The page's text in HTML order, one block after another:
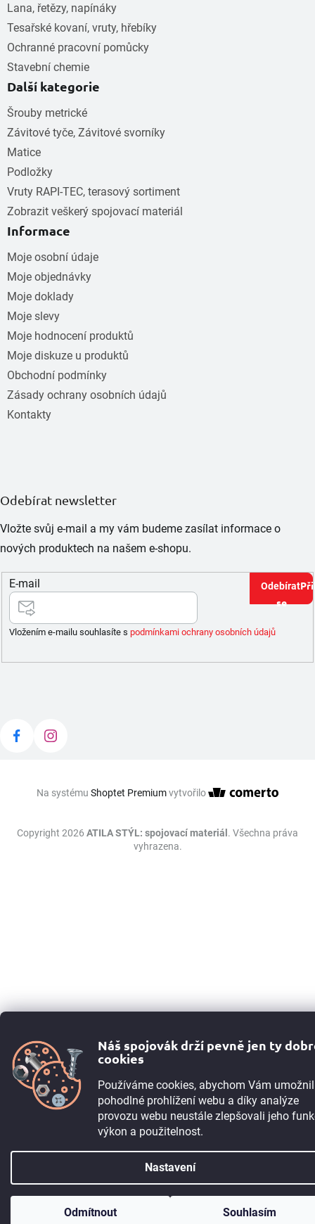
Náš spojovák drží pevně jen ty
cookies
Používáme cookies, abychom Vám
pohodlné prohlížení webu a díky analýze
provozu webu neustále zlepšovali jeho
výkon a použitelnost.
Nastavení
Odmítnout Souhlasím
Registrujte sea získejte 5% slevu okamžitě. Pokud máte IČO, můžete
Lana, řetězy, napínáky
Tesařské kovaní, vruty, hřebíky
Ochranné pracovní pomůcky
Stavební chemie
Další kategorie
Šrouby metrické
Závitové tyče, Závitové svorníky
Matice
Podložky
Vruty RAPI-TEC, terasový sortiment
Zobrazit veškerý spojovací materiál
Informace
Moje osobní údaje
Moje objednávky
Moje doklady
Moje slevy
Moje hodnocení produktů
Moje diskuze u produktů
Obchodní podmínky
Zásady ochrany osobních údajů
Kontakty
Odebírat newsletter
Vložte svůj e-mail a my vám budeme zasílat informace o
nových produktech na našem e-shopu.
E-mail
Vložením e-mailu souhlasíte s podmínkami ochrany osobních údajů
se
Na systému Shoptet Premiumvytvořilo
Copyright 2026 ATILA STÝL: spojovací materiál . Všechna práva
vyhrazena.